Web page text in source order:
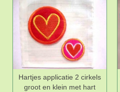
Hartjes applicatie 2 cirkels
groot en klein met hart